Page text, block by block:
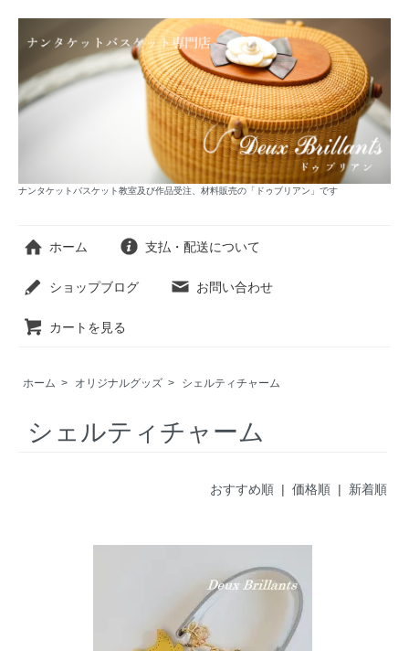
ナンタケットバスケット教室及び作品受注、材料販売の「ドゥブリアン」です
ホーム 支払・配送について
ショップブログ お問い合わせ
カートを見る
ホーム > オリジナルグッズ > シェルティチャーム
シェルティチャーム
おすすめ順 | 価格順| 新着順